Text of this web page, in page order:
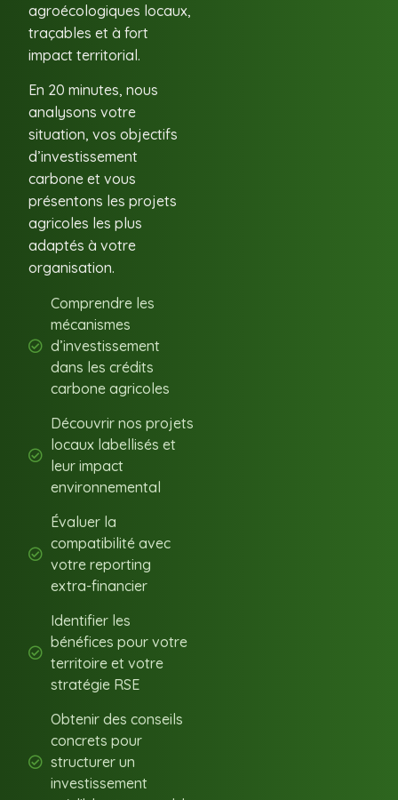
agroécologiques locaux,
traçables et à fort
impact territorial.
En 20 minutes, nous
analysons votre
situation, vos objectifs
d’investissement
carbone et vous
présentons les projets
agricoles les plus
adaptés à votre
organisation.
Comprendre les
mécanismes
d’investissement
dans les crédits
carbone agricoles
Découvrir nos projets
locaux labellisés et
leur impact
environnemental
Évaluer la
compatibilité avec
votre reporting
extra-financier
Identifier les
bénéfices pour votre
territoire et votre
stratégie RSE
Obtenir des conseils
concrets pour
structurer un
investissement